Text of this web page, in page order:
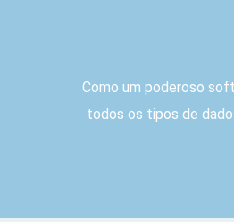
Como um poderoso
todos os tipos de